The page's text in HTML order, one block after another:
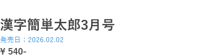
漢字簡単太郎3月号
発売日：2026.02.02
\ 540-